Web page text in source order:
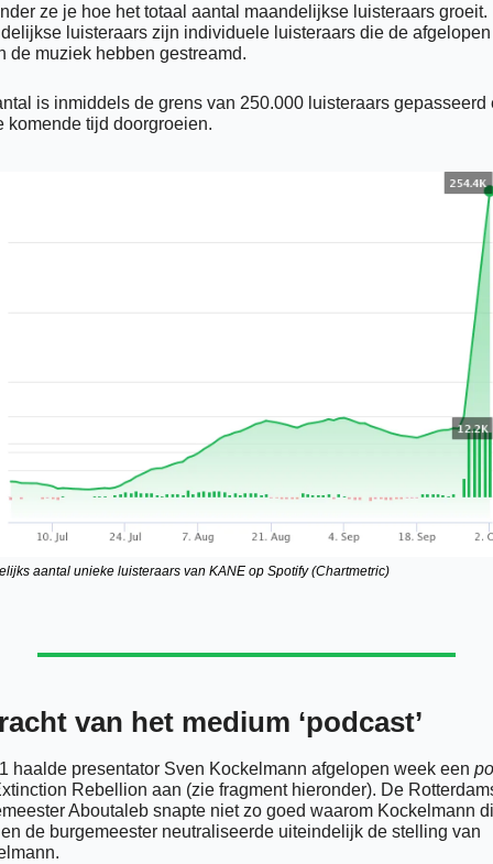
ze je hoe het totaal aantal maandelijkse luisteraars groeit.
luisteraars zijn individuele luisteraars die de
de muziek hebben gestreamd.
is inmiddels de grens van 250.000 luisteraars gepasseerd
komende tijd doorgroeien.
aantal unieke luisteraars van KANE op Spotify (Chartmetric)
van het medium ‘podcast’
haalde presentator Sven Kockelmann afgelopen week een
Rebellion aan (zie fragment hieronder). De
Aboutaleb snapte niet zo goed waarom Kockelmann
de burgemeester neutraliseerde uiteindelijk de stelling van